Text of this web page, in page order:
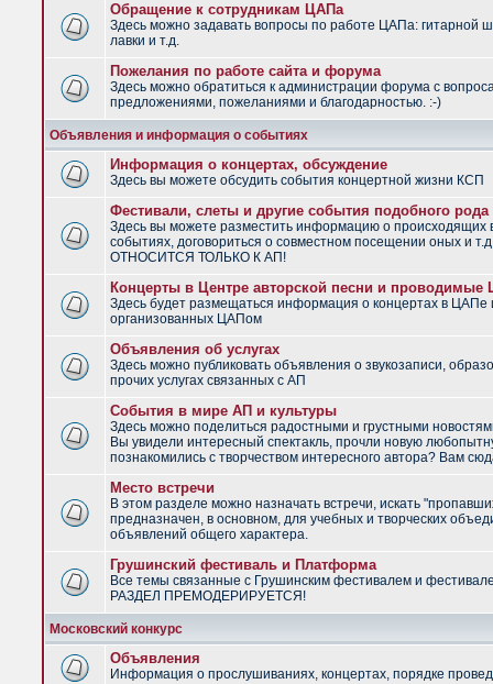
Обращение к сотрудникам ЦАПа
Здесь можно задавать вопросы по работе ЦАПа: гитарной
лавки и т.д.
Пожелания по работе сайта и форума
Здесь можно обратиться к администрации форума с
предложениями, пожеланиями и благодарностью. :-)
Объявления и информация о событиях
Информация о концертах, обсуждение
Здесь вы можете обсудить события концертной жизни КСП
Фестивали, слеты и другие события подобного рода
Здесь вы можете разместить информацию о
событиях, договориться о совместном посещении оных и
ОТНОСИТСЯ ТОЛЬКО К АП!
Концерты в Центре авторской песни и
Здесь будет размещаться информация о концертах в ЦАПе
организованных ЦАПом
Объявления об услугах
Здесь можно публиковать объявления о звукозаписи,
прочих услугах связанных с АП
События в мире АП и культуры
Здесь можно поделиться радостными и грустными
Вы увидели интересный спектакль, прочли новую
познакомились с творчеством интересного автора? Вам
Место встречи
В этом разделе можно назначать встречи, искать
предназначен, в основном, для учебных и творческих
объявлений общего характера.
Грушинский фестиваль и Платформа
Все темы связанные с Грушинским фестивалем и
РАЗДЕЛ ПРЕМОДЕРИРУЕТСЯ!
Московский конкурс
Объявления
Информация о прослушиваниях, концертах, порядке